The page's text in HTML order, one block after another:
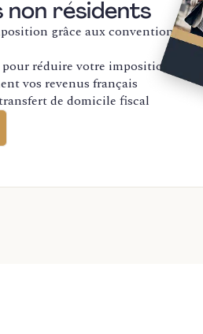
non résidents
grâce aux conventions
réduire votre imposition
vos revenus français
de domicile fiscal